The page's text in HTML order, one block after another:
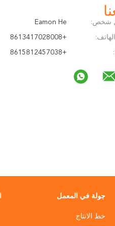
شخص:
+8613417028008
+8615812457038
جولة في المعمل
خط الانتاج